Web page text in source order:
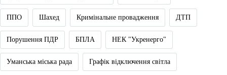
ППО Шахед Кримінальне провадження ДТП
Порушення ПДР БПЛА НЕК "Укренерго"
Уманська міська рада Графік відключення світла